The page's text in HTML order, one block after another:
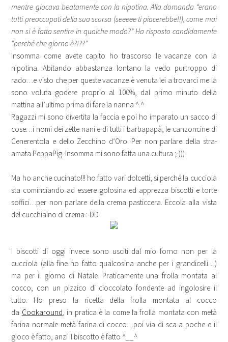
mentre giocava beatamente con la nipotina. Alla domanda “erano
tutti preoccupati della sua scorsa (seeeee ti piacerebbe!!), come mai
non si è fatta sentire in qualche modo?” Ha risposto candidamente
“perché che giorno è?!??”
Insomma come avete capito ho trascorso le vacanze con la
nipotina. Abitando abbastanza lontano la vedo purtroppo di
rado…e visto che per queste vacanze è venuta lei a trovarci me la
sono voluta godere proprio al 100%, dal primo minuto della
mattina all’ultimo prima di fare la nanna ^.^
Ragazzi mi sono divertita la faccia e poi ho imparato un sacco di
cose…i nomi dei zette nani e di tutti i barbapapà, le canzoncine di
Cenerentola e dello Zecchino d’Oro. Per non parlare della stra-
amata PeppaPig. Insomma mi sono fatta una cultura ;-)))
Ma ho anche cucinato!!! ho fatto vari dolcetti, si perché la cucciola
sta cominciando ad essere golosina ed apprezza biscotti e torte
soffici…per non parlare della crema pasticcera. Eccola alla vista
del cucchiaino di crema :-DD
I biscotti di oggi invece sono usciti dal mio forno non per la
cucciola (alla fine ho fatto qualcosina anche per i grandicelli…)
ma per il giorno di Natale. Praticamente una frolla montata al
cocco, con un pizzico di cioccolato fondente ad ingolosire il
tutto. Ho preso la ricetta della frolla montata al cocco
da Cookaround, in pratica è la come la frolla montata con metà
farina normale metà farina di cocco…poi via di sca a poche e il
gioco è fatto, anzi il biscotto è fatto ^__^